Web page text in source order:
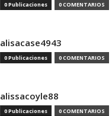
0 Publicaciones 0 COMENTARIOS
alisacase4943
0 Publicaciones 0 COMENTARIOS
alissacoyle88
0 Publicaciones 0 COMENTARIOS